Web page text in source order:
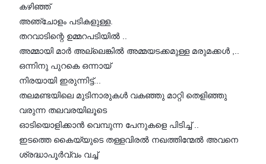
കഴിഞ്ഞ്
അഞ്ചോളം പടികളുള്ള.
തറവാടിന്റെ ഉമ്മറപടിയിൽ ..
അമ്മായി മാർ അല്ലെങ്കിൽ അമ്മയടക്കമുള്ള മരുമക്കൾ ,..
ഒന്നിനു പുറകെ ഒന്നായ്
നിരയായി ഇരുന്നിട്ട്...
തലമണ്ടയിലെ മുടിനാരുകൾ വകഞ്ഞു മാറ്റി തെളിഞ്ഞു
വരുന്ന തലവരയിലൂടെ
ഓടിയൊളിക്കാൻ വെമ്പുന്ന പേനുകളെ പിടിച്ച് ..
ഇടത്തെ കൈയ്യുടെ തള്ളവിരൽ നഖത്തിന്മേൽ അവനെ
ശ്രദ്ധാപൂർവ്വം വച്ച്